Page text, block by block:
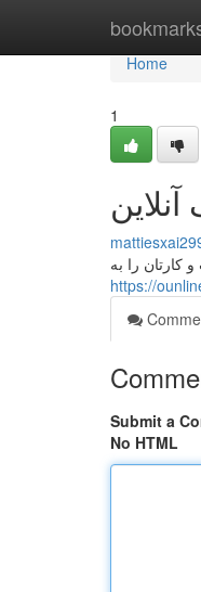
Home
Home
1
کارتان را به
https://
Submit a
No HTML